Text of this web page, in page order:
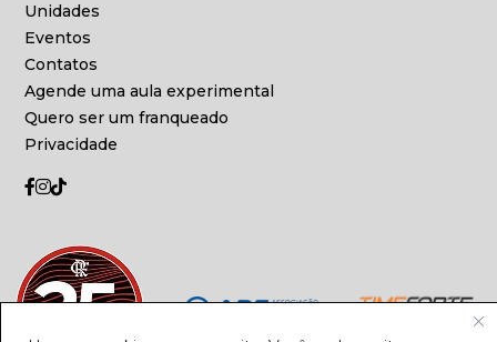
Unidades
Eventos
Contatos
Agende uma aula experimental
Quero ser um franqueado
Privacidade